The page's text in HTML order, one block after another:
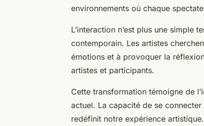
environnements où chaque
L’interaction n’est plus une simple
contemporain. Les artistes
émotions et à provoquer la
artistes et participants.
Cette transformation témoigne de
actuel. La capacité de se
redéfinit notre expérience